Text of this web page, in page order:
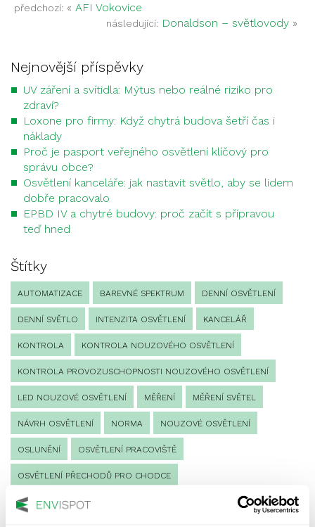
předchozí: « AFI Vokovice
následující: Donaldson – světlovody »
Nejnovější příspěvky
UV záření a svítidla: Mýtus nebo reálné riziko pro
zdraví?
Loxone pro firmy: Když chytrá budova šetří čas i
náklady
Proč je pasport veřejného osvětlení klíčový pro
správu obce?
Osvětlení kanceláře: jak nastavit světlo, aby se lidem
dobře pracovalo
EPBD IV a chytré budovy: proč začít s přípravou
teď hned
Štítky
AUTOMATIZACE BAREVNÉ SPEKTRUM DENNÍ OSVĚTLENÍ
DENNÍ SVĚTLO INTENZITA OSVĚTLENÍ KANCELÁŘ
KONTROLA KONTROLA NOUZOVÉHO OSVĚTLENÍ
KONTROLA PROVOZUSCHOPNOSTI NOUZOVÉHO OSVĚTLENÍ
LED NOUZOVÉ OSVĚTLENÍ MĚŘENÍ MĚŘENÍ SVĚTEL
NÁVRH OSVĚTLENÍ NORMA NOUZOVÉ OSVĚTLENÍ
OSLUNĚNÍ OSVĚTLENÍ PRACOVIŠTĚ
OSVĚTLENÍ PŘECHODŮ PRO CHODCE
OSVĚTLENÍ SPORTOVIŠŤ